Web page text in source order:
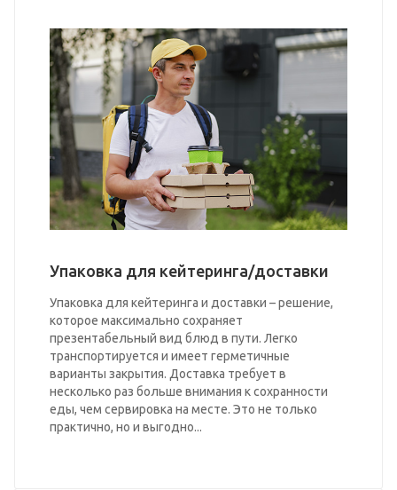
Упаковка для кейтеринга/доставки
Упаковка для кейтеринга и доставки – решение,
которое максимально сохраняет
презентабельный вид блюд в пути. Легко
транспортируется и имеет герметичные
варианты закрытия. Доставка требует в
несколько раз больше внимания к сохранности
еды, чем сервировка на месте. Это не только
практично, но и выгодно...